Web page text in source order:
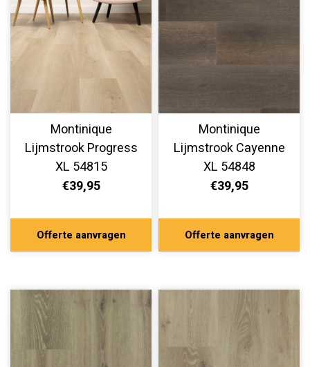
Montinique
Lijmstrook Progress
XL 54815
€39,95
Offerte aanvragen
Montinique
Lijmstrook Cayenne
XL 54848
€39,95
Offerte aanvragen